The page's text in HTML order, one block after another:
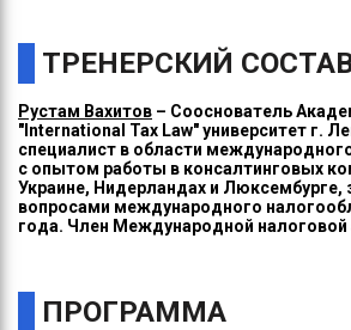
ТРЕНЕРСКИЙ
Рустам Вахитов – Сооснователь
"International Tax Law" университет г.
специалист в области
c опытом работы в консалтинговых
Украине, Нидерландах и Люксембурге,
вопросами международного
года. Член Международной налоговой
ПРОГРАММА